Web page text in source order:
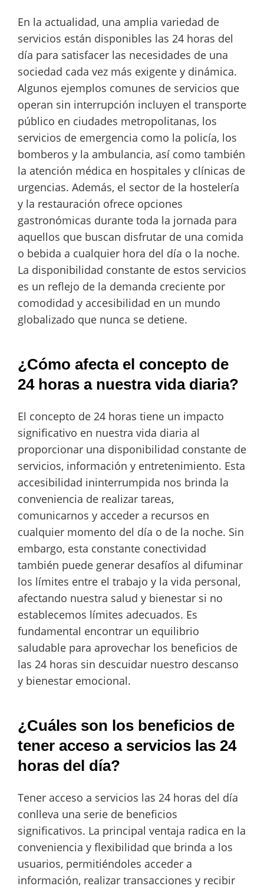
En la actualidad, una amplia variedad de
servicios están disponibles las 24 horas del
día para satisfacer las necesidades de una
sociedad cada vez más exigente y dinámica.
Algunos ejemplos comunes de servicios que
operan sin interrupción incluyen el transporte
público en ciudades metropolitanas, los
servicios de emergencia como la policía, los
bomberos y la ambulancia, así como también
la atención médica en hospitales y clínicas de
urgencias. Además, el sector de la hostelería
y la restauración ofrece opciones
gastronómicas durante toda la jornada para
aquellos que buscan disfrutar de una comida
o bebida a cualquier hora del día o la noche.
La disponibilidad constante de estos servicios
es un reflejo de la demanda creciente por
comodidad y accesibilidad en un mundo
globalizado que nunca se detiene.
¿Cómo afecta el concepto de
24 horas a nuestra vida diaria?
El concepto de 24 horas tiene un impacto
significativo en nuestra vida diaria al
proporcionar una disponibilidad constante de
servicios, información y entretenimiento. Esta
accesibilidad ininterrumpida nos brinda la
conveniencia de realizar tareas,
comunicarnos y acceder a recursos en
cualquier momento del día o de la noche. Sin
embargo, esta constante conectividad
también puede generar desafíos al difuminar
los límites entre el trabajo y la vida personal,
afectando nuestra salud y bienestar si no
establecemos límites adecuados. Es
fundamental encontrar un equilibrio
saludable para aprovechar los beneficios de
las 24 horas sin descuidar nuestro descanso
y bienestar emocional.
¿Cuáles son los beneficios de
tener acceso a servicios las 24
horas del día?
Tener acceso a servicios las 24 horas del día
conlleva una serie de beneficios
significativos. La principal ventaja radica en la
conveniencia y flexibilidad que brinda a los
usuarios, permitiéndoles acceder a
información, realizar transacciones y recibir